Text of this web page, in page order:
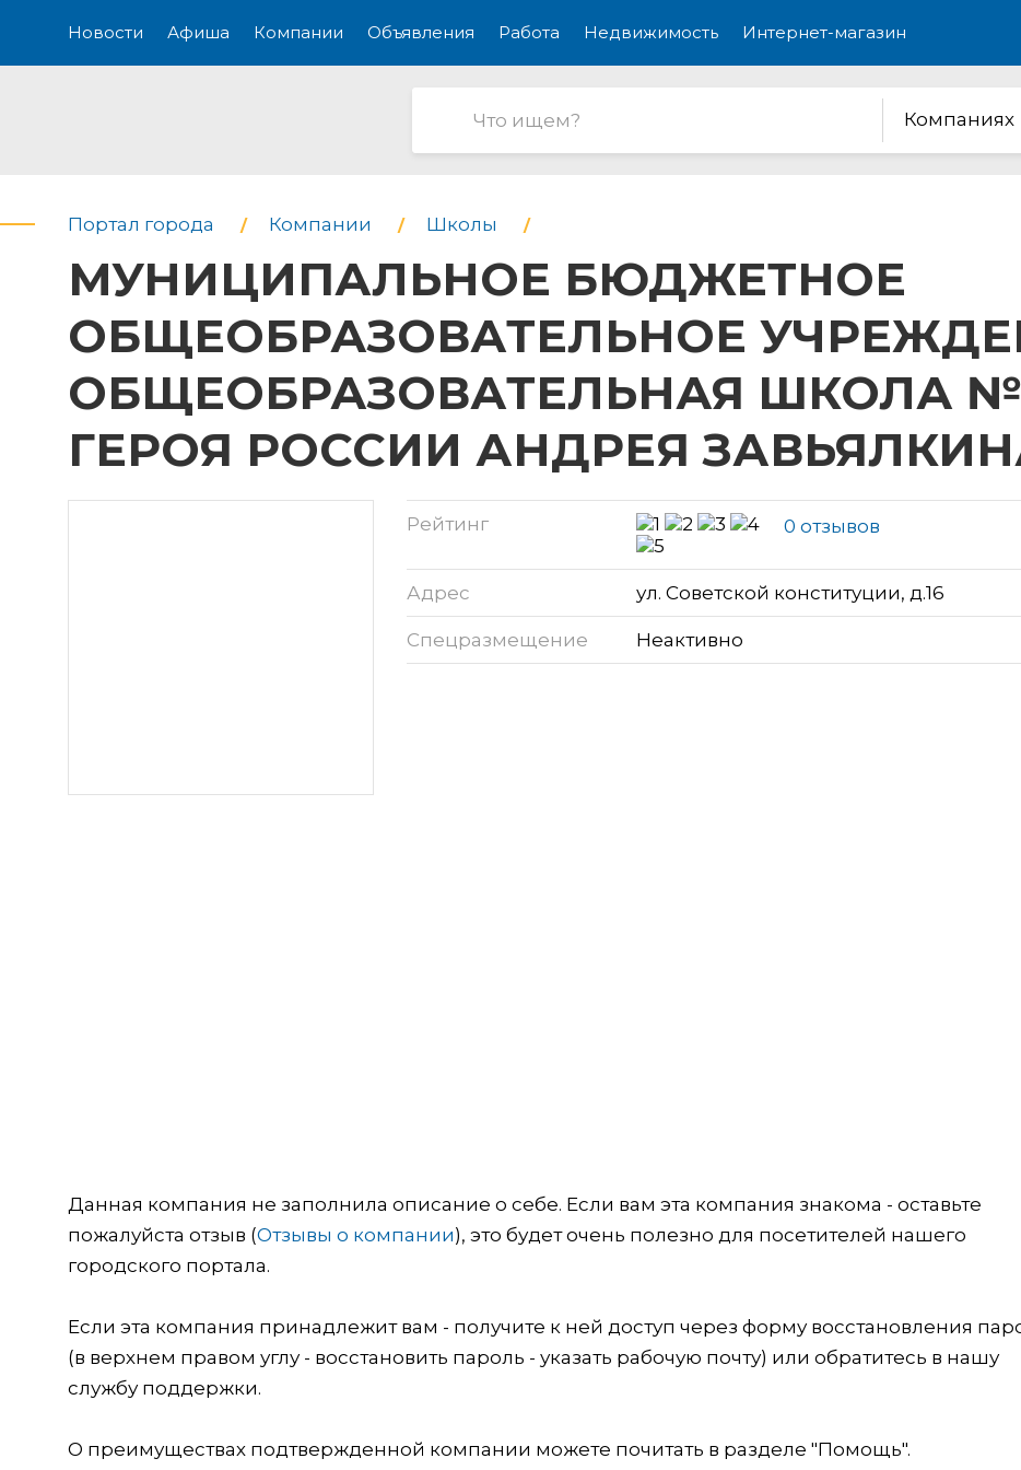
Новости Афиша Компании Объявления Работа Недвижимость Интернет-магазин
Компаниях
Портал города Компании Школы
МУНИЦИПАЛЬНОЕ БЮДЖЕТНОЕ
ОБЩЕОБРАЗОВАТЕЛЬНОЕ
ОБЩЕОБРАЗОВАТЕЛЬНАЯ ШКОЛА
ГЕРОЯ РОССИИ АНДРЕЯ
Рейтинг 0 отзывов
Адрес ул. Советской конституции, д.16
Спецразмещение Неактивно
Данная компания не заполнила описание о себе. Если вам эта компания знакома - оставьте
пожалуйста отзыв (Отзывы о компании), это будет очень полезно для посетителей нашего
городского портала.
Если эта компания принадлежит вам - получите к ней доступ через форму восстановления
(в верхнем правом углу - восстановить пароль - указать рабочую почту) или обратитесь в нашу
службу поддержки.
О преимуществах подтвержденной компании можете почитать в разделе "Помощь".